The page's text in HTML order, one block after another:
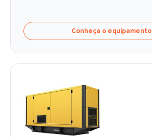
Conheça o equipamento